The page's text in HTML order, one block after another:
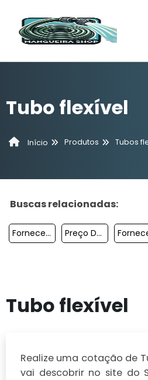
Tubo flexível
Início Produtos Tubos
Buscas relacionadas:
Fornecedor De Tubo Flexível Pelbd Preço Do Tubo Flexível Para Irrigação
Tubo flexível
Realize uma cotação de
vai descobrir no site do